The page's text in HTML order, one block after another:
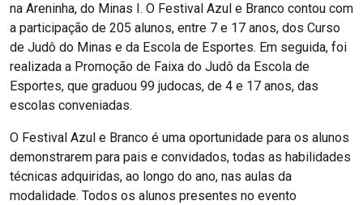
na Areninha, do Minas I. O Festival Azul e Branco contou com
a participação de 205 alunos, entre 7 e 17 anos, dos Curso
de Judô do Minas e da Escola de Esportes. Em seguida, foi
realizada a Promoção de Faixa do Judô da Escola de
Esportes, que graduou 99 judocas, de 4 e 17 anos, das
escolas conveniadas.
O Festival Azul e Branco é uma oportunidade para os alunos
demonstrarem para pais e convidados, todas as habilidades
técnicas adquiridas, ao longo do ano, nas aulas da
modalidade. Todos os alunos presentes no evento